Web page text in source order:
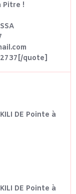
Pitre !
2737[/quote]
DE Pointe à
DE Pointe à